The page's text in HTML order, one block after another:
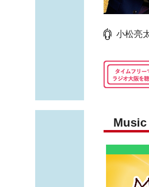
小松亮